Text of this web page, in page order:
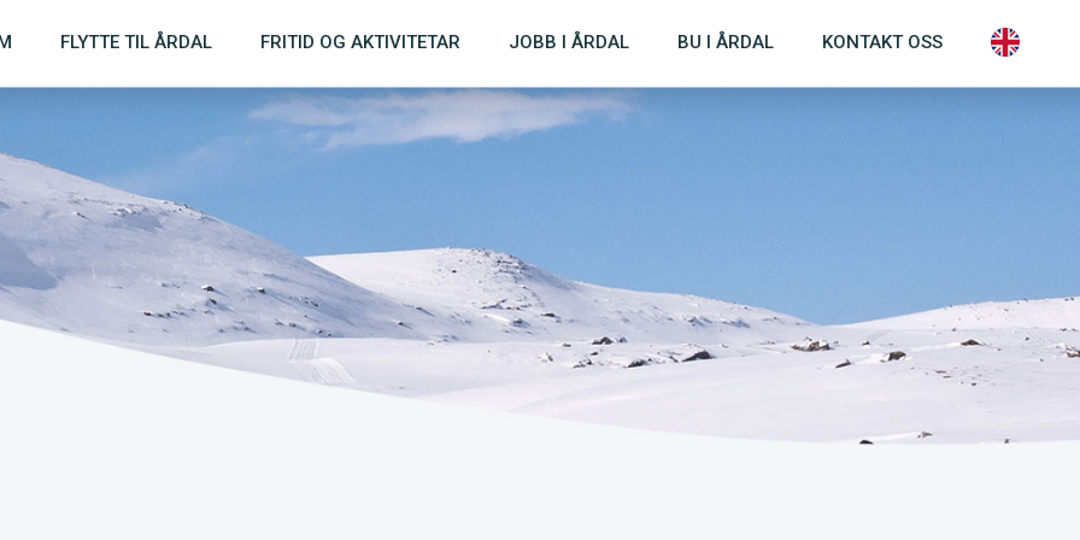
FLYTTE TIL ÅRDAL FRITID OG AKTIVITETAR JOBB I ÅRDAL BU I ÅRDAL KONTAKT OSS